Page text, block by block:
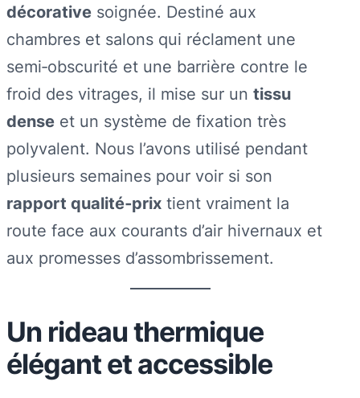
décorative soignée. Destiné aux
chambres et salons qui réclament une
semi‑obscurité et une barrière contre le
froid des vitrages, il mise sur un tissu
dense et un système de fixation très
polyvalent. Nous l’avons utilisé pendant
plusieurs semaines pour voir si son
rapport qualité‑prix tient vraiment la
route face aux courants d’air hivernaux et
aux promesses d’assombrissement.
Un rideau thermique
élégant et accessible